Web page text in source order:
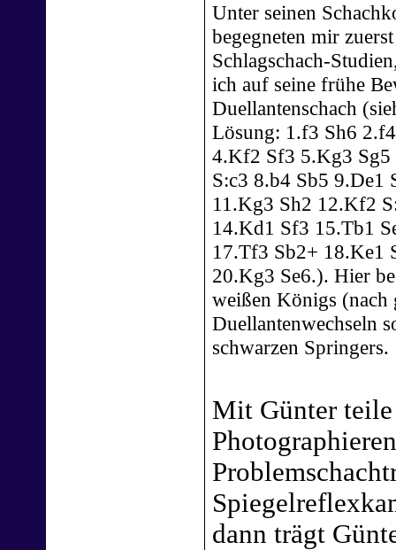
Unter seinen
begegneten mir
Schlagschach-
ich auf seine frühe
Duellantenschach
Lösung: 1.f3 Sh6
4.Kf2 Sf3 5.Kg3 Sg5
S:c3 8.b4 Sb5 9.De1
11.Kg3 Sh2 12.Kf2
14.Kd1 Sf3 15.Tb1
17.Tf3 Sb2+ 18.Ke1
20.Kg3 Se6.). Hier
weißen Königs (nach
Duellantenwechseln
schwarzen Springers.
Mit Günter teile
dann trägt